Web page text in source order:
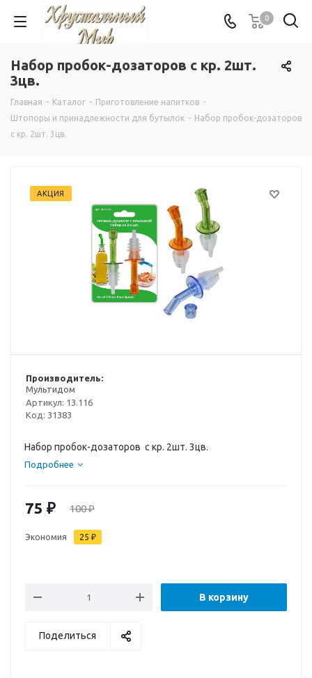
0
Набор пробок-дозаторов с кр. 2шт.
3цв.
Главная - Каталог - Приготовление напитков -
Штопоры и принадлежности для бутылок - Набор пробок-дозаторов
с кр. 2шт. 3цв.
АКЦИЯ
Производитель:
Мультидом
Артикул: 13.116
Код: 31383
Набор пробок-дозаторов с кр. 2шт. 3цв.
Подробнее
75 ₽ 100₽
Экономия 25 ₽
В корзину
Поделиться